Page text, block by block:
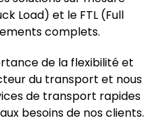
Load) et le FTL (Full
complets.
de la flexibilité et
du transport et nous
de transport rapides
besoins de nos clients.